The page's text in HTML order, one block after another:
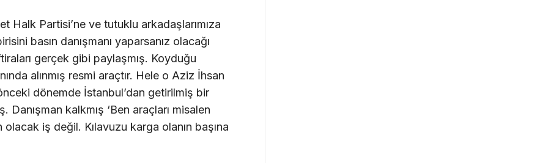
Halk Partisi’ne ve tutuklu arkadaşlarımıza
basın danışmanı yaparsanız olacağı
gerçek gibi paylaşmış. Koyduğu
alınmış resmi araçtır. Hele o Aziz İhsan
dönemde İstanbul’dan getirilmiş bir
Danışman kalkmış ‘Ben araçları misalen
iş değil. Kılavuzu karga olanın başına